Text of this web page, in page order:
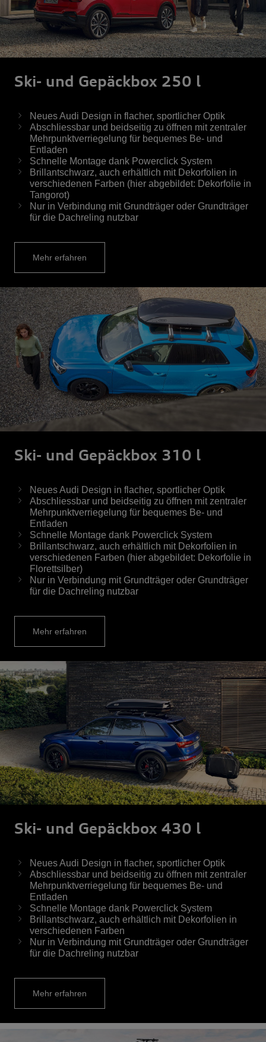
Ski- und Gepäckbox 250 l
Neues Audi Design in flacher, sportlicher Optik
Abschliessbar und beidseitig zu öffnen mit zentraler
Mehrpunktverriegelung für bequemes Be- und
Entladen
Schnelle Montage dank Powerclick System
Brillantschwarz, auch erhältlich mit Dekorfolien in
verschiedenen Farben (hier abgebildet: Dekorfolie in
Tangorot)
Nur in Verbindung mit Grundträger oder Grundträger
für die Dachreling nutzbar
Mehr erfahren
Ski- und Gepäckbox 310 l
Neues Audi Design in flacher, sportlicher Optik
Abschliessbar und beidseitig zu öffnen mit zentraler
Mehrpunktverriegelung für bequemes Be- und
Entladen
Schnelle Montage dank Powerclick System
Brillantschwarz, auch erhältlich mit Dekorfolien in
verschiedenen Farben (hier abgebildet: Dekorfolie in
Florettsilber)
Nur in Verbindung mit Grundträger oder Grundträger
für die Dachreling nutzbar
Mehr erfahren
Ski- und Gepäckbox 430 l
Neues Audi Design in flacher, sportlicher Optik
Abschliessbar und beidseitig zu öffnen mit zentraler
Mehrpunktverriegelung für bequemes Be- und
Entladen
Schnelle Montage dank Powerclick System
Brillantschwarz, auch erhältlich mit Dekorfolien in
verschiedenen Farben
Nur in Verbindung mit Grundträger oder Grundträger
für die Dachreling nutzbar
Mehr erfahren